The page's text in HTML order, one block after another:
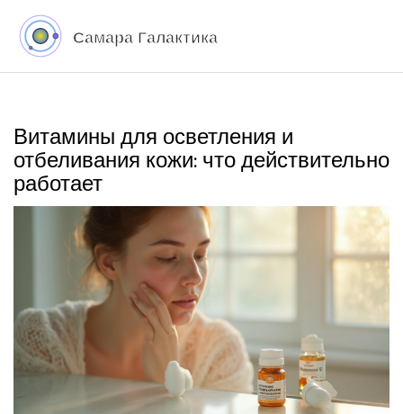
Витамины для осветления и
отбеливания кожи: что действительно
работает